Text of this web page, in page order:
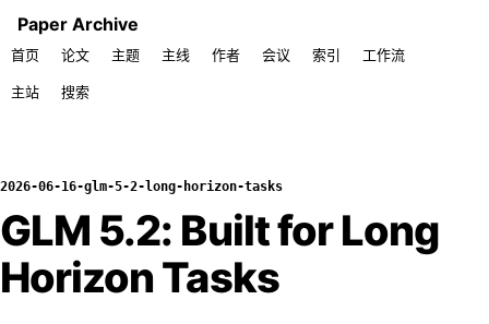
Paper Archive
首页 论文 主题 主线 作者 会议 索引 工作流
主站 搜索
2026-06-16-glm-5-2-long-horizon-tasks
GLM 5.2: Built for Long
Horizon Tasks